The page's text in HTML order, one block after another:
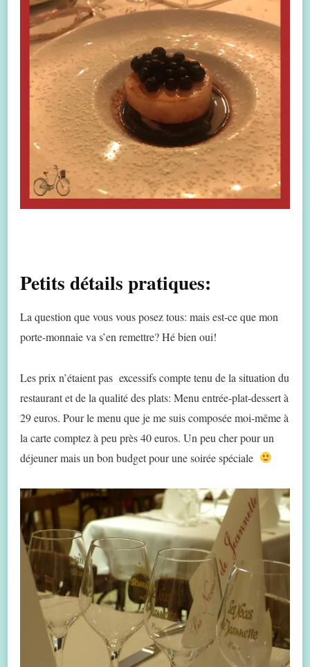
Petits détails pratiques:
La question que vous vous posez tous: mais est-ce que mon
porte-monnaie va s’en remettre? Hé bien oui!
Les prix n’étaient pas excessifs compte tenu de la situation du
restaurant et de la qualité des plats: Menu entrée-plat-dessert à
29 euros. Pour le menu que je me suis composée moi-même à
la carte comptez à peu près 40 euros. Un peu cher pour un
déjeuner mais un bon budget pour une soirée spéciale